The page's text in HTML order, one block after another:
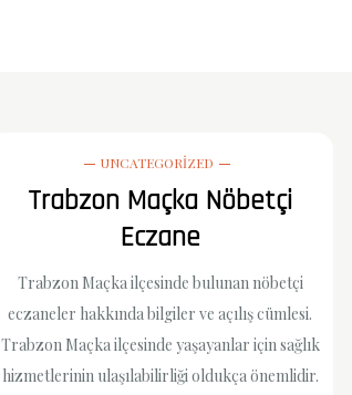
UNCATEGORIZED
Trabzon Maçka Nöbetçi
Eczane
Trabzon Maçka ilçesinde bulunan nöbetçi
eczaneler hakkında bilgiler ve açılış cümlesi.
Trabzon Maçka ilçesinde yaşayanlar için sağlık
hizmetlerinin ulaşılabilirliği oldukça önemlidir.